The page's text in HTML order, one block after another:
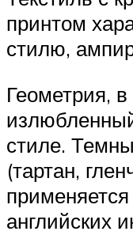
принтом
стилю,
Геометрия,
стиле.
(тартан,
английских